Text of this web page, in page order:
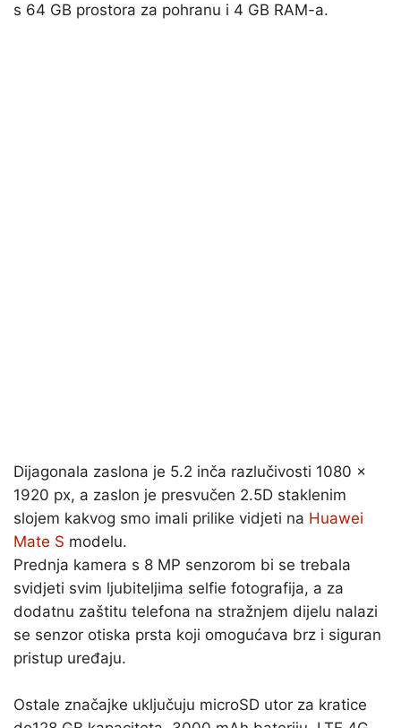
s 64 GB prostora za pohranu i 4 GB RAM-a.
Dijagonala zaslona je 5.2 inča razlučivosti 1080 x
1920 px, a zaslon je presvučen 2.5D staklenim
slojem kakvog smo imali prilike vidjeti na Huawei
Mate S modelu.
Prednja kamera s 8 MP senzorom bi se trebala
svidjeti svim ljubiteljima selfie fotografija, a za
dodatnu zaštitu telefona na stražnjem dijelu nalazi
se senzor otiska prsta koji omogućava brz i siguran
pristup uređaju.
Ostale značajke uključuju microSD utor za kratice